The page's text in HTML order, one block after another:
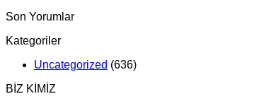
Son Yorumlar
Kategoriler
Uncategorized (636)
BİZ KİMİZ